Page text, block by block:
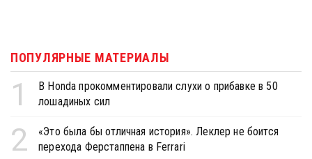
ПОПУЛЯРНЫЕ МАТЕРИАЛЫ
1
В Honda прокомментировали слухи о прибавке в 50
лошадиных сил
2
«Это была бы отличная история». Леклер не боится
перехода Ферстаппена в Ferrari